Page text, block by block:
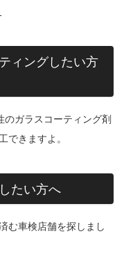
ィングしたい方
のガラスコーティング剤
できますよ。
たい方へ
む車検店舗を探しまし